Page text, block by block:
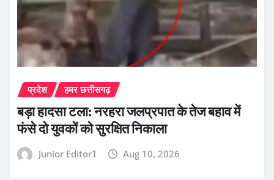
प्रदेश हमर छत्तीसगढ़
बड़ा हादसा टला: नरहरा जलप्रपात के तेज बहाव में
फंसे दो युवकों को सुरक्षित निकाला
Junior Editor1 Aug 10, 2026